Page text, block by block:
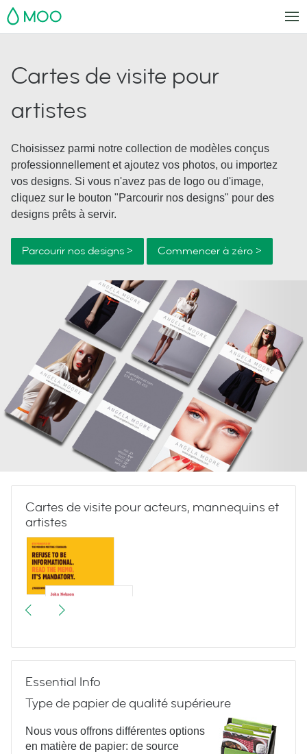
MOO
Cartes de visite pour
artistes
Choisissez parmi notre collection de modèles conçus
professionnellement et ajoutez vos photos, ou importez
vos designs. Si vous n'avez pas de logo ou d'image,
cliquez sur le bouton "Parcourir nos designs" pour des
designs prêts à servir.
Parcourir nos designs > Commencer à zéro >
Cartes de visite pour acteurs, mannequins et
artistes
Meetings & More
Essential Info
Type de papier de qualité supérieure
Nous vous offrons différentes options
en matière de papier: de source